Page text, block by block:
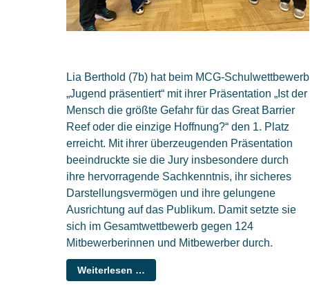
Lia Berthold (7b) hat beim MCG-Schulwettbewerb
„Jugend präsentiert“ mit ihrer Präsentation „Ist der
Mensch die größte Gefahr für das Great Barrier
Reef oder die einzige Hoffnung?“ den 1. Platz
erreicht. Mit ihrer überzeugenden Präsentation
beeindruckte sie die Jury insbesondere durch
ihre hervorragende Sachkenntnis, ihr sicheres
Darstellungsvermögen und ihre gelungene
Ausrichtung auf das Publikum. Damit setzte sie
sich im Gesamtwettbewerb gegen 124
Mitbewerberinnen und Mitbewerber durch.
Weiterlesen …